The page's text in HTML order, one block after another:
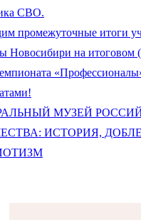
СВО.
промежуточные итоги
Новосибири на итоговом
МУЗЕЙ
ИСТОРИЯ,